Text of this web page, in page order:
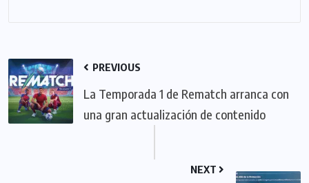
PREVIOUS
La Temporada 1 de Rematch arranca con
una gran actualización de contenido
NEXT